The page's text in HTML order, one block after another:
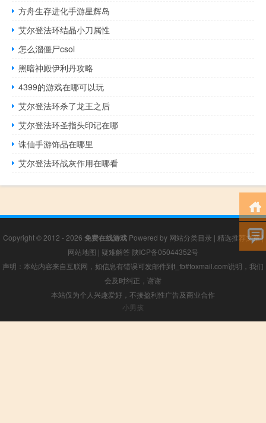
方舟生存进化手游星辉岛
艾尔登法环结晶小刀属性
怎么溜僵尸csol
黑暗神殿伊利丹攻略
4399的游戏在哪可以玩
艾尔登法环杀了龙王之后
艾尔登法环圣指头印记在哪
诛仙手游饰品在哪里
艾尔登法环战灰作用在哪看
Copyright © 2012 - 2026 免费在线游戏Powered by 网站分类目录 | 精选推荐文章|
网站地图 | 疑难解答 陕ICP备05044352号
声明：本站内容来自互联网，如信息有错误可发邮件到f_fb#foxmail.com说明，我们
会及时纠正，谢谢
本站仅为个人兴趣爱好，不接盈利性广告及商业合作
小男孩